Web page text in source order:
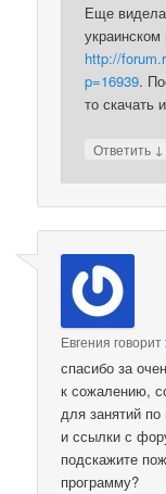
Еще видела
http://
p=16939.
то скачать
Ответить ↓
Евгения говорит
спасибо за
к сожалению,
для занятий
и ссылки с
подскажите
программу?